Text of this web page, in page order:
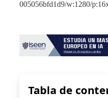
Tabla de